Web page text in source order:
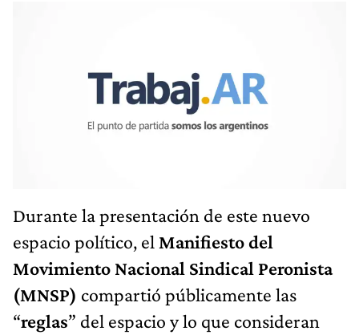
Durante la presentación de este nuevo
espacio político, el Manifiesto del
Movimiento Nacional Sindical Peronista
(MNSP) compartió públicamente las
“reglas” del espacio y lo que consideran